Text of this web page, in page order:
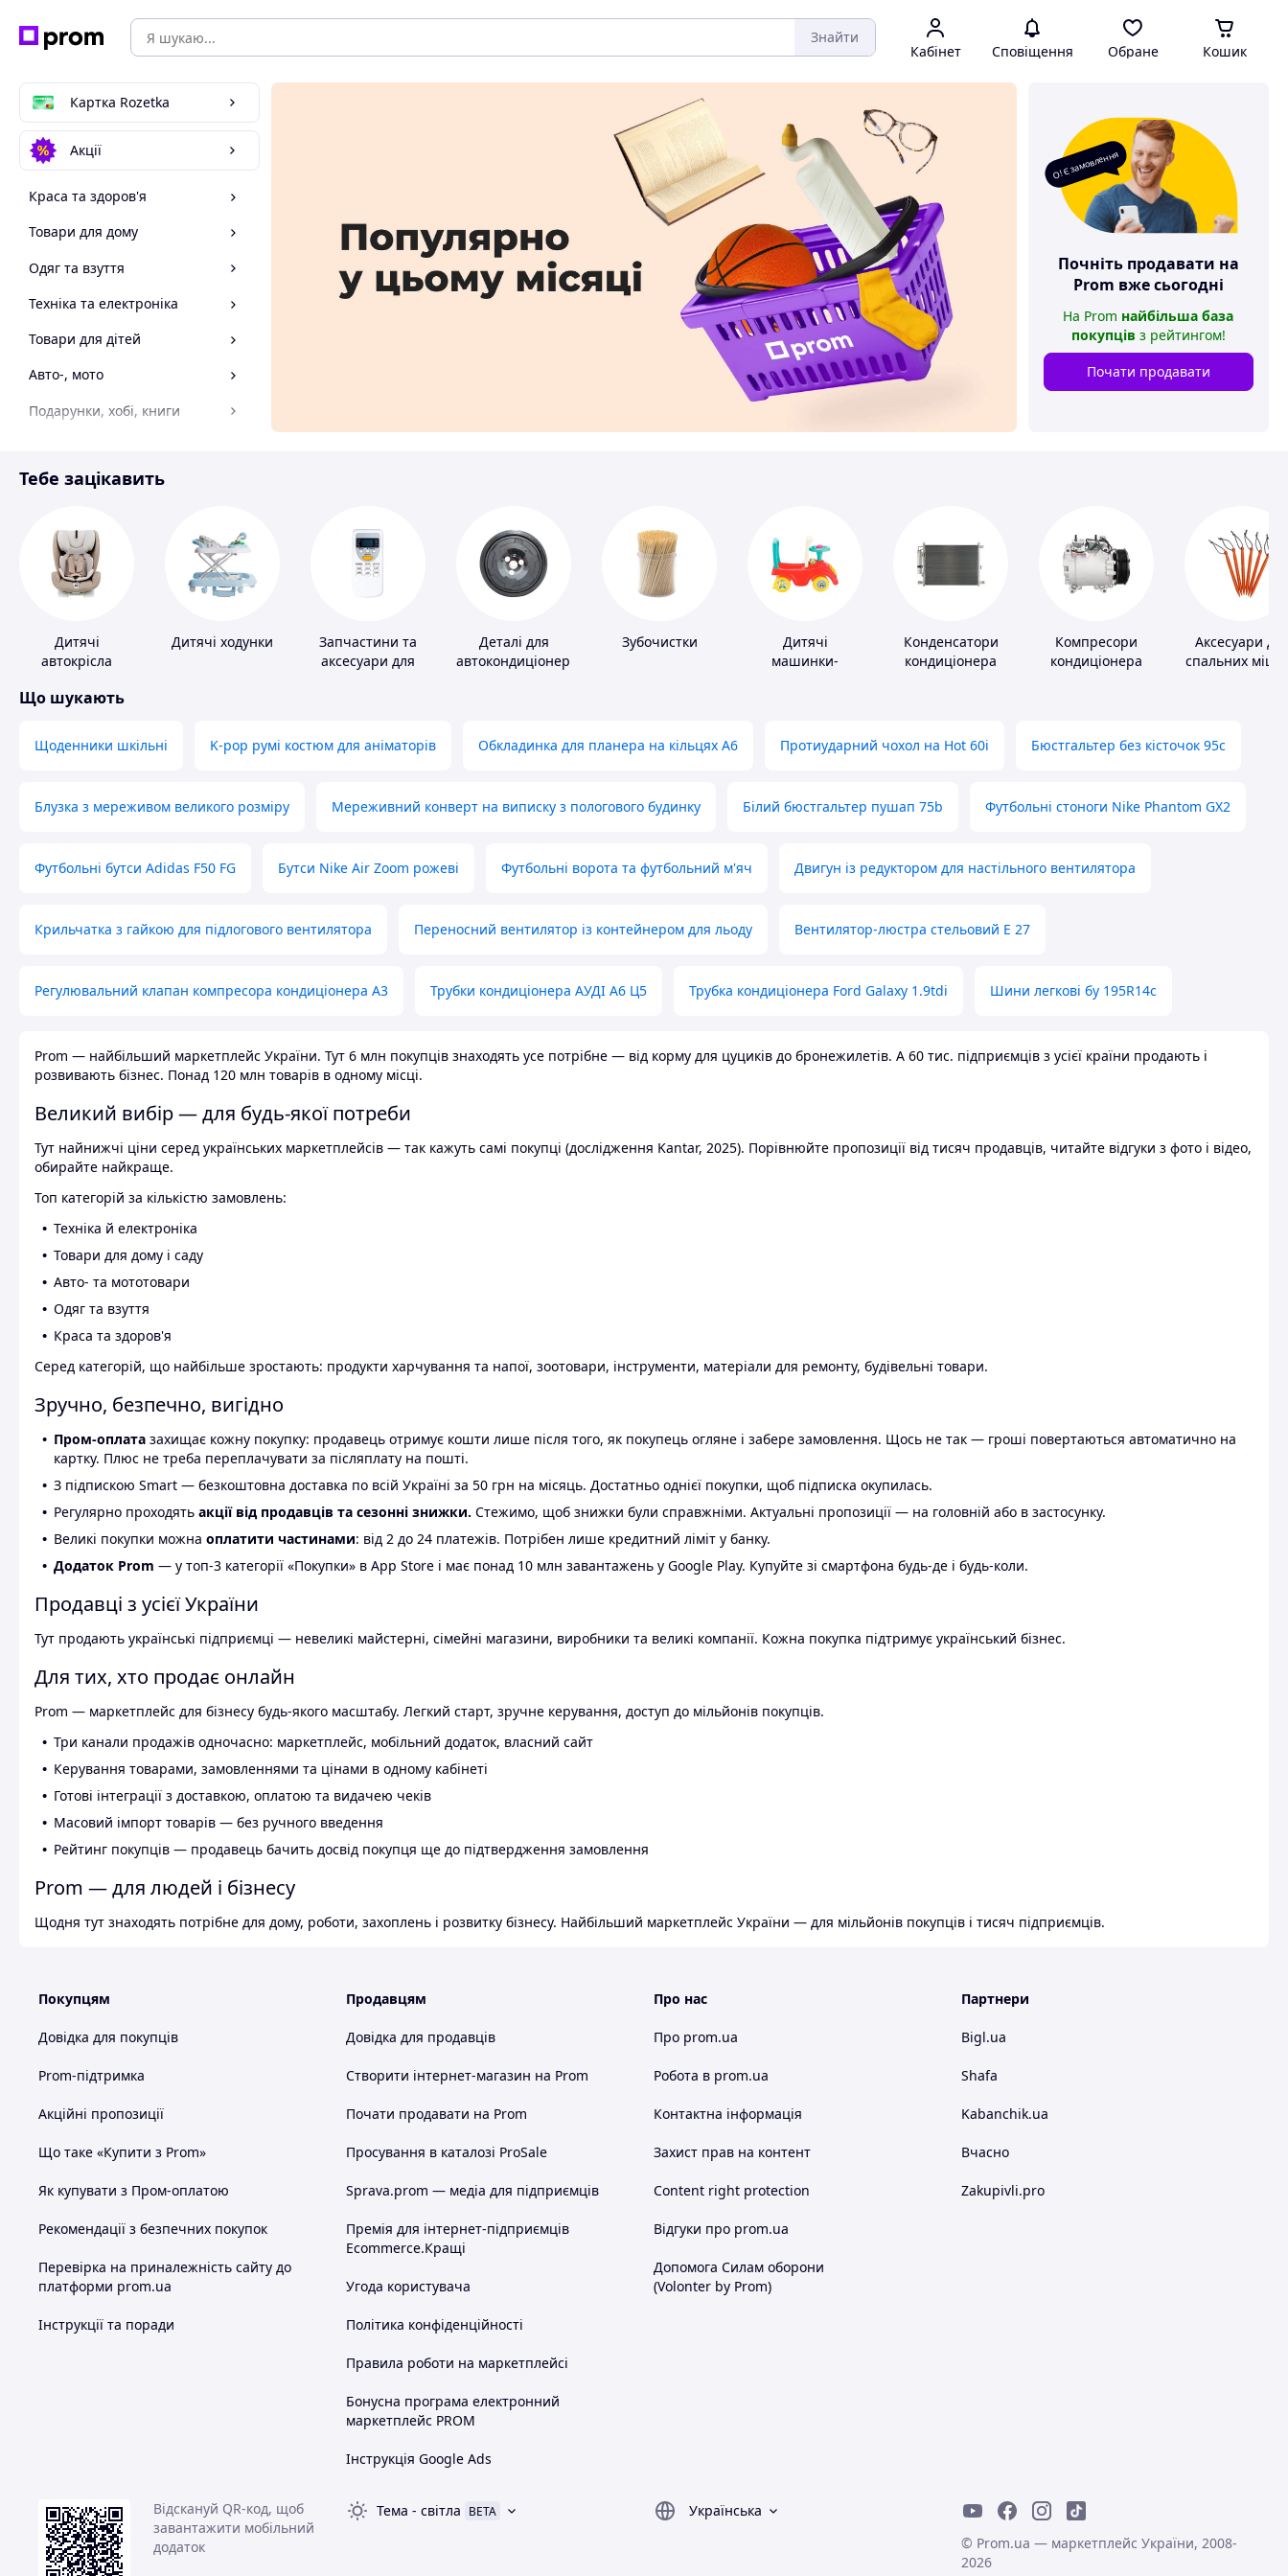
Знайти
Кабінет Сповіщення Обране Кошик
Картка Rozetka
Акції
Краса та здоров'я
Товари для дому
Одяг та взуття
Техніка та електроніка
Товари для дітей
Авто-, мото
Подарунки, хобі, книги
Матеріали для ремонту
О! Є замовлення
Почніть продавати на
Prom вже сьогодні
На Prom найбільша база
покупців з рейтингом!
Почати продавати
Тебе зацікавить
Дитячі
автокрісла
Дитячі ходунки
Запчастини та
аксесуари для
Деталі для
автокондиціонерів
Зубочистки
Дитячі
машинки-
Конденсатори
кондиціонера
Компресори
кондиціонера
Аксесуари
спальних
Що шукають
Щоденники шкільні K-pop румі костюм для аніматорів Обкладинка для планера на кільцях А6 Протиударний чохол на Hot 60i Бюстгальтер без кісточок 95с
Блузка з мереживом великого розміру Мереживний конверт на виписку з пологового будинку Білий бюстгальтер пушап 75b Футбольні стоноги Nike Phantom GX2
Футбольні бутси Adidas F50 FG Бутси Nike Air Zoom рожеві Футбольні ворота та футбольний м'яч Двигун із редуктором для настільного вентилятора
Крильчатка з гайкою для підлогового вентилятора Переносний вентилятор із контейнером для льоду Вентилятор-люстра стельовий E 27
Регулювальний клапан компресора кондиціонера А3 Трубки кондиціонера АУДІ А6 Ц5 Трубка кондиціонера Ford Galaxy 1.9tdi Шини легкові бу 195R14c
Prom — найбільший маркетплейс України. Тут 6 млн покупців знаходять усе потрібне — від корму для цуциків до бронежилетів. А 60 тис. підприємців з усієї країни продають і
розвивають бізнес. Понад 120 млн товарів в одному місці.
Великий вибір — для будь-якої потреби
Тут найнижчі ціни серед українських маркетплейсів — так кажуть самі покупці (дослідження Kantar, 2025). Порівнюйте пропозиції від тисяч продавців, читайте відгуки з фото і відео,
обирайте найкраще.
Топ категорій за кількістю замовлень:
Техніка й електроніка
Товари для дому і саду
Авто- та мототовари
Одяг та взуття
Краса та здоров'я
Серед категорій, що найбільше зростають: продукти харчування та напої, зоотовари, інструменти, матеріали для ремонту, будівельні товари.
Зручно, безпечно, вигідно
Пром-оплата захищає кожну покупку: продавець отримує кошти лише після того, як покупець огляне і забере замовлення. Щось не так — гроші повертаються автоматично на
картку. Плюс не треба переплачувати за післяплату на пошті.
З підпискою Smart — безкоштовна доставка по всій Україні за 50 грн на місяць. Достатньо однієї покупки, щоб підписка окупилась.
Регулярно проходять акції від продавців та сезонні знижки. Стежимо, щоб знижки були справжніми. Актуальні пропозиції — на головній або в застосунку.
Великі покупки можна оплатити частинами: від 2 до 24 платежів. Потрібен лише кредитний ліміт у банку.
Додаток Prom — у топ-3 категорії «Покупки» в App Store і має понад 10 млн завантажень у Google Play. Купуйте зі смартфона будь-де і будь-коли.
Продавці з усієї України
Тут продають українські підприємці — невеликі майстерні, сімейні магазини, виробники та великі компанії. Кожна покупка підтримує український бізнес.
Для тих, хто продає онлайн
Prom — маркетплейс для бізнесу будь-якого масштабу. Легкий старт, зручне керування, доступ до мільйонів покупців.
Три канали продажів одночасно: маркетплейс, мобільний додаток, власний сайт
Керування товарами, замовленнями та цінами в одному кабінеті
Готові інтеграції з доставкою, оплатою та видачею чеків
Масовий імпорт товарів — без ручного введення
Рейтинг покупців — продавець бачить досвід покупця ще до підтвердження замовлення
Prom — для людей і бізнесу
Щодня тут знаходять потрібне для дому, роботи, захоплень і розвитку бізнесу. Найбільший маркетплейс України — для мільйонів покупців і тисяч підприємців.
Покупцям
Довідка для покупців
Prom-підтримка
Акційні пропозиції
Що таке «Купити з Prom»
Як купувати з Пром-оплатою
Рекомендації з безпечних покупок
Перевірка на приналежність сайту до
платформи prom.ua
Інструкції та поради
Продавцям
Довідка для продавців
Створити інтернет-магазин на Prom
Почати продавати на Prom
Просування в каталозі ProSale
Sprava.prom — медіа для підприємців
Премія для інтернет-підприємців
Ecommerce.Кращі
Угода користувача
Політика конфіденційності
Правила роботи на маркетплейсі
Бонусна програма електронний
маркетплейс PROM
Інструкція Google Ads
Про нас
Про prom.ua
Робота в prom.ua
Контактна інформація
Захист прав на контент
Content right protection
Відгуки про prom.ua
Допомога Силам оборони
(Volonter by Prom)
Партнери
Bigl.ua
Shafa
Kabanchik.ua
Вчасно
Zakupivli.pro
Відскануй QR-код, щоб
завантажити мобільний
додаток
Тема - світла BETA
Українська
© Prom.ua — маркетплейс України, 2008-
2026